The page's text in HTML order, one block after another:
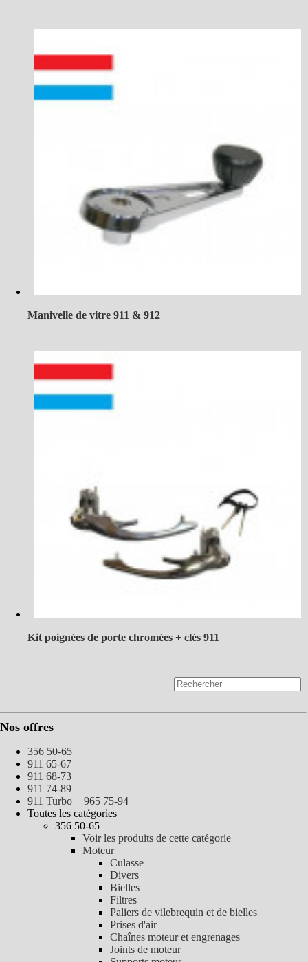
Manivelle de vitre 911 & 912
Kit poignées de porte chromées + clés 911
Nos offres
356 50-65
911 65-67
911 68-73
911 74-89
911 Turbo + 965 75-94
Toutes les catégories
356 50-65
Voir les produits de cette catégorie
Moteur
Culasse
Divers
Bielles
Filtres
Paliers de vilebrequin et de bielles
Prises d'air
Chaînes moteur et engrenages
Joints de moteur